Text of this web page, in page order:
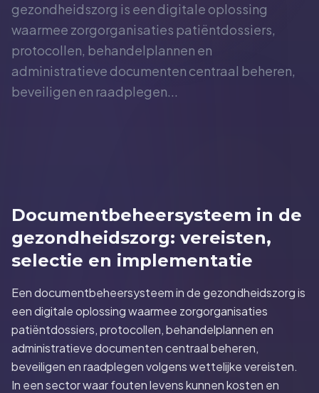
gezondheidszorg is een digitale oplossing
waarmee zorgorganisaties patiëntdossiers,
protocollen, behandelplannen en
administratieve documenten centraal beheren,
beveiligen en raadplegen...
Documentbeheersysteem in de
gezondheidszorg: vereisten,
selectie en implementatie
Een documentbeheersysteem in de gezondheidszorg is
een digitale oplossing waarmee zorgorganisaties
patiëntdossiers, protocollen, behandelplannen en
administratieve documenten centraal beheren,
beveiligen en raadplegen volgens wettelijke vereisten.
In een sector waar fouten levens kunnen kosten en